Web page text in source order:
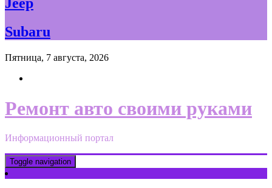
Jeep
Subaru
Пятница, 7 августа, 2026
Ремонт авто своими руками
Информационный портал
Toggle navigation